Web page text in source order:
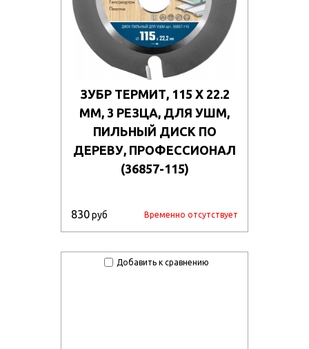
ЗУБР ТЕРМИТ, 115 Х 22.2
ММ, 3 РЕЗЦА, ДЛЯ УШМ,
ПИЛЬНЫЙ ДИСК ПО
ДЕРЕВУ, ПРОФЕССИОНАЛ
(36857-115)
830руб Временно отсутствует
Добавить к сравнению